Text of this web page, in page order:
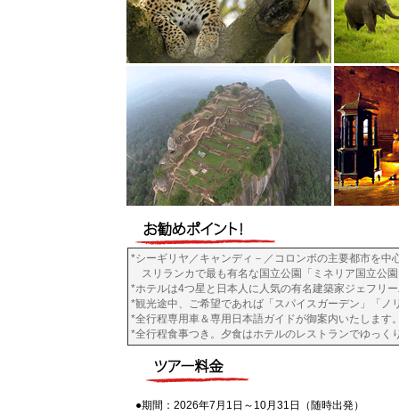
*シーギリヤ／キャンディ－／コロンボの主要都市を
スリランカで最も有名な国立公園「ミネリア国立公
*ホテルは4つ星と日本人に人気の有名建築家ジェフリ
*観光途中、ご希望であれば「スパイスガーデン」「
*全行程専用車＆専用日本語ガイドが御案内いたします
*全行程食事つき。夕食はホテルのレストランでゆっく
●期間：2026年7月1日～10月31日（随時出発）